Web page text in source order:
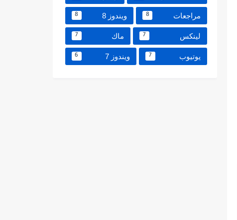
مراجعات 8 ويندوز 8 8
لينكس 7 ماك 7
يوتيوب 7 ويندوز 7 6